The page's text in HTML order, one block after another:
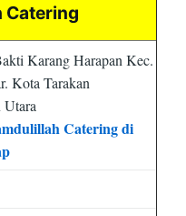
Catering
Karang Harapan Kec.
Kota Tarakan
Catering di